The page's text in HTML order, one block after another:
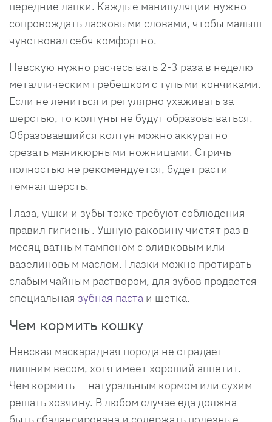
передние лапки. Каждые манипуляции нужно
сопровождать ласковыми словами, чтобы малыш
чувствовал себя комфортно.
Невскую нужно расчесывать 2-3 раза в неделю
металлическим гребешком с тупыми кончиками.
Если не лениться и регулярно ухаживать за
шерстью, то колтуны не будут образовываться.
Образовавшийся колтун можно аккуратно
срезать маникюрными ножницами. Стричь
полностью не рекомендуется, будет расти
темная шерсть.
Глаза, ушки и зубы тоже требуют соблюдения
правил гигиены. Ушную раковину чистят раз в
месяц ватным тампоном с оливковым или
вазелиновым маслом. Глазки можно протирать
слабым чайным раствором, для зубов продается
специальная зубная паста и щетка.
Чем кормить кошку
Невская маскарадная порода не страдает
лишним весом, хотя имеет хороший аппетит.
Чем кормить — натуральным кормом или сухим —
решать хозяину. В любом случае еда должна